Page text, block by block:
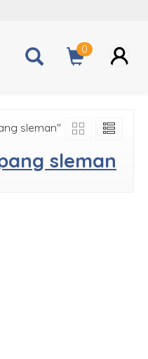
0
sleman"
sleman